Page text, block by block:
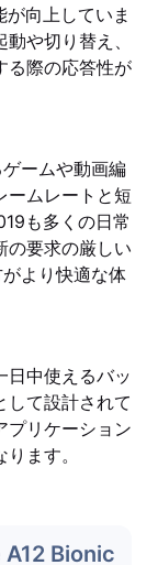
向上していま
や切り替え、
る際の応答性が
ームや動画編
ームレートと短
も多くの日常
の要求の厳しい
より快適な体
日中使えるバッ
して設計されて
プリケーション
ます。
Bionic